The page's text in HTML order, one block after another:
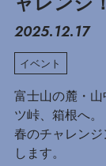
2025.12.17
イベント
富士山の麓・
ツ峠、箱根へ。
春のチャレン
します。